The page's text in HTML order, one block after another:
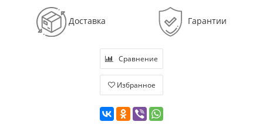
Доставка Гарантии
Сравнение
Избранное